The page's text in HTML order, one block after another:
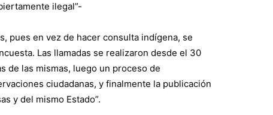
ilegal”-
pues en vez de hacer consulta indígena, se
Las llamadas se realizaron desde el 30
de las mismas, luego un proceso de
ciudadanas, y finalmente la publicación
y del mismo Estado”.